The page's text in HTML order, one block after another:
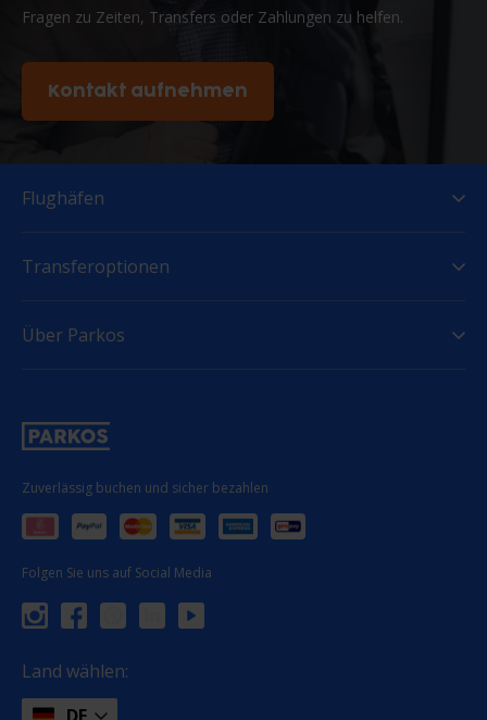
Fragen zu Zeiten, Transfers oder Zahlungen zu helfen.
Kontakt aufnehmen
Zuverlässig buchen und sicher bezahlen
Folgen Sie uns auf Social Media
Land wählen:
Flughäfen
Transferoptionen
Über Parkos